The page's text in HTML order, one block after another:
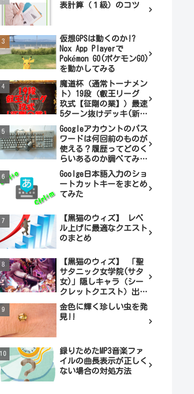
表計算（１級）のコツ
仮想GPSは動くのか!?
Nox App Playerで
Pokémon GO(ポケモンGO)
を動かしてみる
魔道杯（通常トーナメン
ト）19段（叡王リーグ
玖式【征剛の業】）最速
5ターン抜けデッキ(新パ
ターン)!
Googleアカウントのパス
ワードは何回前のものが
使える？履歴ってどのく
らいあるのか調べてみま
した。
Goolge日本語入力のショ
ートカットキーをまとめ
てみた
【黒猫のウィズ】 レベ
ル上げに最適なクエスト
のまとめ
【黒猫のウィズ】 「聖
サタニック女学院(サタ
女)」隠しキャラ（シー
クレットクエスト）出現
条件とは（ノーマル編）
金色に輝く珍しい虫を発
見!!
録りためたMP3音楽ファ
イルの曲長表示が正しく
ない場合の対処方法